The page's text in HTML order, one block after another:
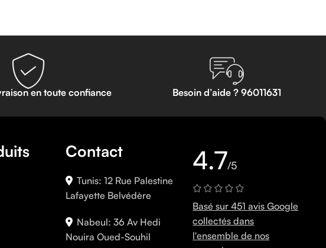
en toute confiance Besoin d’aide ? 96011631
Contact
Tunis: 12 Rue Palestine
Lafayette Belvédère
Nabeul: 36 Av Hedi
Nouira Oued-Souhil
4.7/5
Basé sur 451 avis Google
collectés dans
l'ensemble de nos